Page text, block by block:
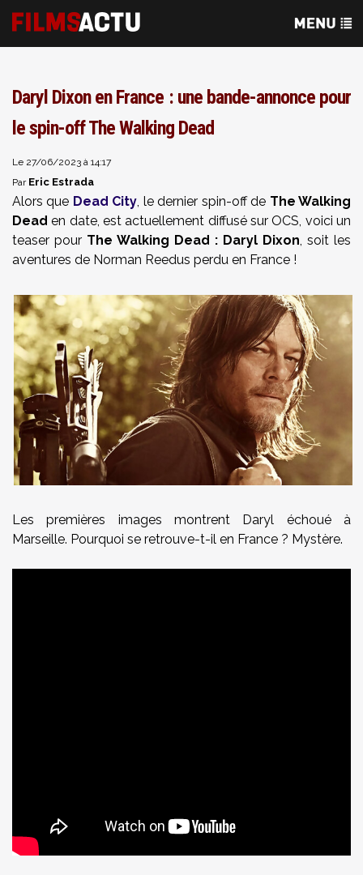
Daryl Dixon en France : une bande-annonce pour
le spin-off The Walking Dead
Le 27/06/2023 à 14:17
Par Eric Estrada
Alors que Dead City, le dernier spin-off de The Walking
Dead en date, est actuellement diffusé sur OCS, voici un
teaser pour The Walking Dead : Daryl Dixon, soit les
aventures de Norman Reedus perdu en France !
Les premières images montrent Daryl échoué à
Marseille. Pourquoi se retrouve-t-il en France ? Mystère.